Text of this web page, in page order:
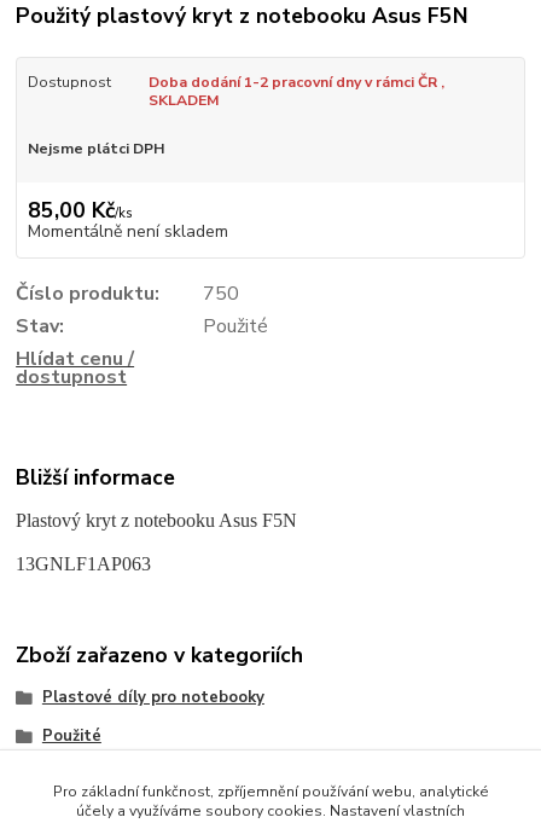
Použitý plastový kryt z notebooku Asus F5N
Dostupnost
Doba dodání 1-2 pracovní dny v rámci ČR ,
SKLADEM
Nejsme plátci DPH
85,00 Kč/ks
Momentálně není skladem
Číslo produktu:
750
Stav:
Použité
Hlídat cenu /
dostupnost
Bližší informace
Plastový kryt z notebooku Asus F5N
13GNLF1AP063
Zboží zařazeno v kategoriích
Plastové díly pro notebooky
Použité
Pro základní funkčnost, zpříjemnění používání webu, analytické
účely a využíváme soubory cookies. Nastavení vlastních